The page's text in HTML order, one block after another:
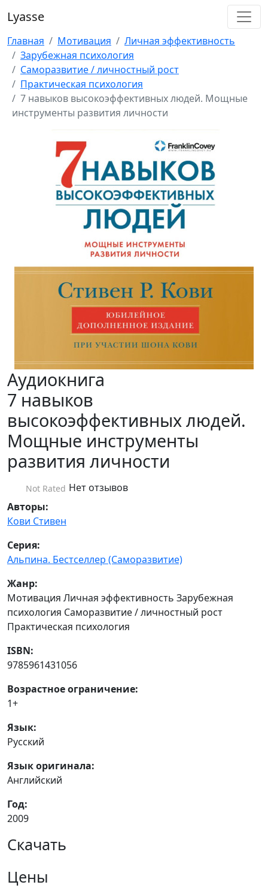
Lyasse
Главная Мотивация
Личная эффективность
Зарубежная психология
Саморазвитие / личностный рост
Практическая психология
7 навыков высокоэффективных людей. Мощные
инструменты развития личности
Аудиокнига
7 навыков
высокоэффективных людей.
Мощные инструменты
развития личности
Not Rated Нет отзывов
Авторы:
Кови Стивен
Серия:
Альпина. Бестселлер (Саморазвитие)
Жанр:
Мотивация Личная эффективность Зарубежная
психология Саморазвитие / личностный рост
Практическая психология
ISBN:
9785961431056
Возрастное ограничение:
1+
Язык:
Русский
Язык оригинала:
Английский
Год:
2009
Скачать
Цены